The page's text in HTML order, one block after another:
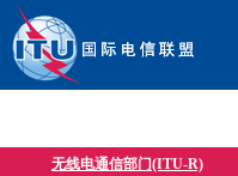
无线电通信部门(ITU-R)